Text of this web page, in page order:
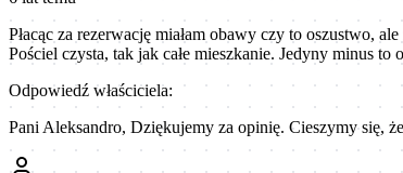
Płacąc za rezerwację miałam obawy czy to oszustwo,
Pościel czysta, tak jak całe mieszkanie. Jedyny minus
Odpowiedź właściciela:
Pani Aleksandro, Dziękujemy za opinię. Cieszymy się,